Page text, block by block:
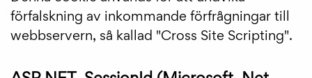
förfalskning av inkommande förfrågningar till
webbservern, så kallad "Cross Site Scripting".